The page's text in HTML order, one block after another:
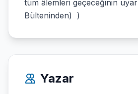
tüm âlemleri geçeceğinin
Bülteninden) )
Yazar